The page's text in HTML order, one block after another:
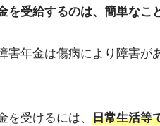
を受給するのは、簡単なこ
害年金は傷病により障害が
を受けるには、 日常生活等